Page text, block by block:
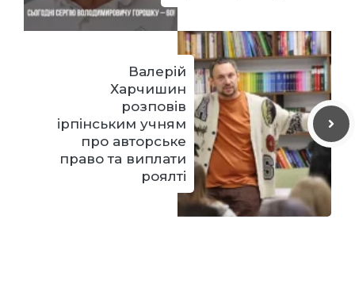
Валерій
Харчишин
розповів
ірпінським учням
про авторське
право та виплати
роялті